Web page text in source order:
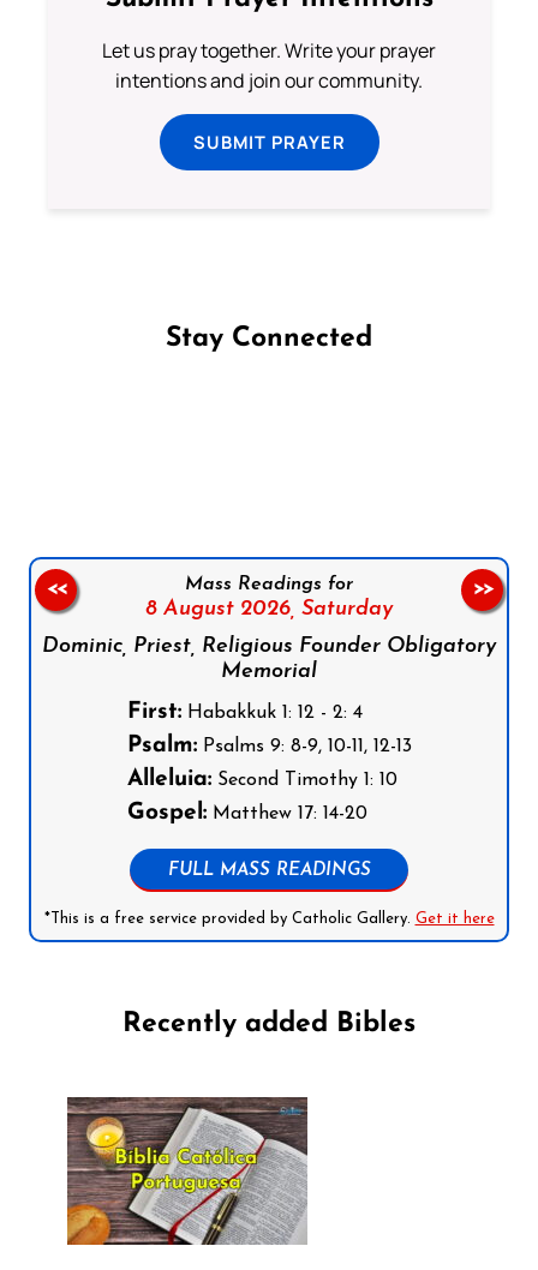
Let us pray together. Write your prayer
intentions and join our community.
SUBMIT PRAYER
Stay Connected
Mass Readings for
8 August 2026, Saturday
Dominic, Priest, Religious Founder Obligatory
Memorial
First:Habakkuk 1: 12 - 2: 4
Psalm:Psalms 9: 8-9, 10-11, 12-13
Alleluia:Second Timothy 1: 10
Gospel:Matthew 17: 14-20
FULL MASS READINGS
*This is a free service provided by Catholic Gallery. Get it here
<< >>
Recently added Bibles